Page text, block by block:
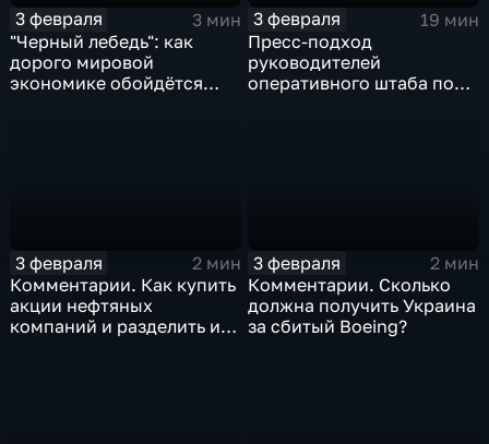
3 февраля
3 мин
"Черный лебедь": как
дорого мировой
экономике обойдётся
3 февраля
19 мин
Пресс-подход
руководителей
оперативного штаба по
3 февраля
2 мин
Комментарии. Как купить
акции нефтяных
компаний и разделить их
3 февраля
2 мин
Комментарии. Сколько
должна получить Украина
за сбитый Boeing?